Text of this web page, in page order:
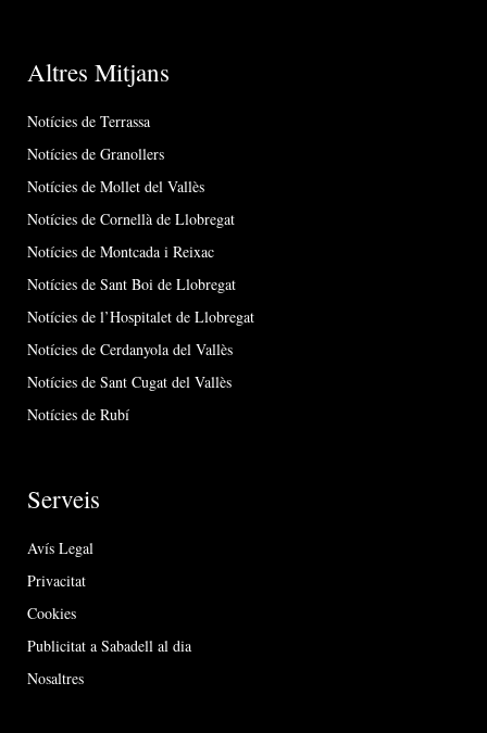
Altres Mitjans
Notícies de Terrassa
Notícies de Granollers
Notícies de Mollet del Vallès
Notícies de Cornellà de Llobregat
Notícies de Montcada i Reixac
Notícies de Sant Boi de Llobregat
Notícies de l’Hospitalet de Llobregat
Notícies de Cerdanyola del Vallès
Notícies de Sant Cugat del Vallès
Notícies de Rubí
Serveis
Avís Legal
Privacitat
Cookies
Publicitat a Sabadell al dia
Nosaltres